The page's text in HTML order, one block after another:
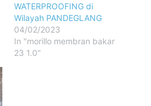
WATERPROOFING di
Wilayah PANDEGLANG
04/02/2023
In "morillo membran bakar
23 1.0"